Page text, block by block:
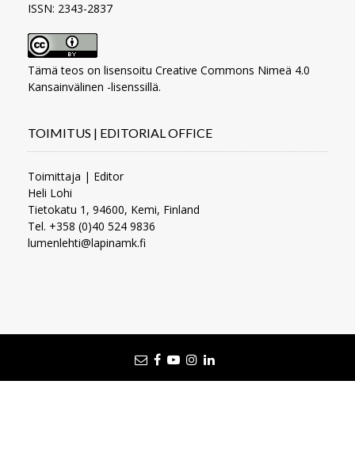
ISSN: 2343-2837
Tämä teos on lisensoitu Creative Commons Nimeä 4.0
Kansainvälinen -lisenssillä.
TOIMITUS | EDITORIAL OFFICE
Toimittaja | Editor
Heli Lohi
Tietokatu 1, 94600, Kemi, Finland
Tel. +358 (0)40 524 9836
lumenlehti@lapinamk.fi